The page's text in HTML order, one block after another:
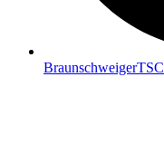
BraunschweigerTSC